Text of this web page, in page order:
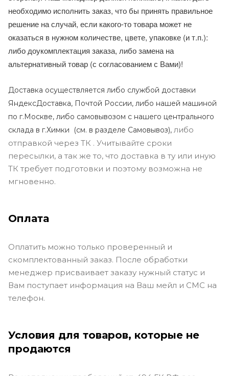
необходимо исполнить заказ, что бы принять правильное
решение на случай, если какого-то товара может не
оказаться в нужном количестве, цвете, упаковке (и т.п.):
либо доукомплектация заказа, либо замена на
альтернативный товар (с согласованием с Вами)!
Доставка осуществляется либо службой доставки
ЯндексДоставка, Почтой России, либо нашей машиной
по г.Москве, либо самовывозом с нашего центрального
склада в г.Химки (см. в разделе Самовывоз), либо
отправкой через ТК . Учитывайте сроки
пересылки, а так же то, что доставка в ту или иную
ТК требует подготовки и поэтому возможна не
мгновенно.
Оплата
Оплатить можно только проверенный и
скомплектованный заказ. После обработки
менеджер присваивает заказу нужный статус и
Вам поступает информация на Ваш мейл и СМС на
телефон.
Условия для товаров, которые не
продаются